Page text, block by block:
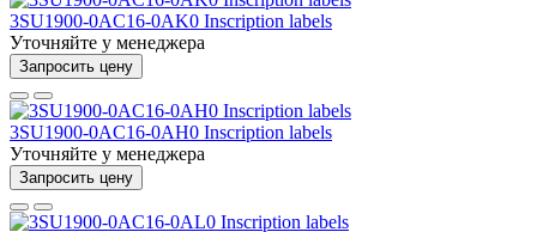
3SU1900-0AC16-0AK0 Inscription labels
Уточняйте у менеджера
Запросить цену
3SU1900-0AC16-0AH0 Inscription labels
Уточняйте у менеджера
Запросить цену